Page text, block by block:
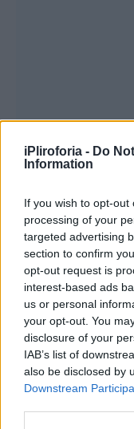
iPliroforia - Do
Information
If you wish to opt-
processing of your
targeted advertising
section to confirm
opt-out request is
interest-based ads
us or personal
your opt-out. You
disclosure of your
IAB’s list of
also be disclosed by
Downstream